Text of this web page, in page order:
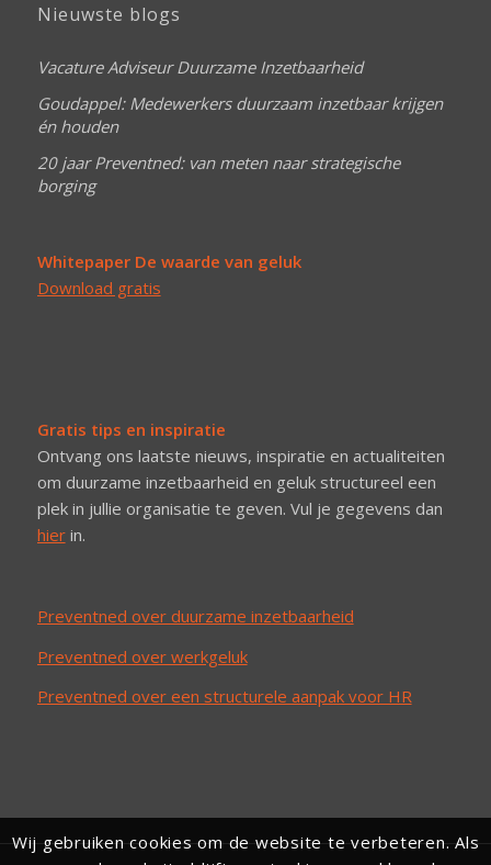
Nieuwste blogs
Vacature Adviseur Duurzame Inzetbaarheid
Goudappel: Medewerkers duurzaam inzetbaar krijgen
én houden
20 jaar Preventned: van meten naar strategische
borging
Whitepaper De waarde van geluk
Download gratis
Gratis tips en inspiratie
Ontvang ons laatste nieuws, inspiratie en actualiteiten
om duurzame inzetbaarheid en geluk structureel een
plek in jullie organisatie te geven. Vul je gegevens dan
hierin.
Preventned over duurzame inzetbaarheid
Preventned over werkgeluk
Preventned over een structurele aanpak voor HR
Wij gebruiken cookies om de website te verbeteren. Als